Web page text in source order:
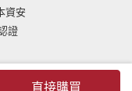
直接購買
資安
證